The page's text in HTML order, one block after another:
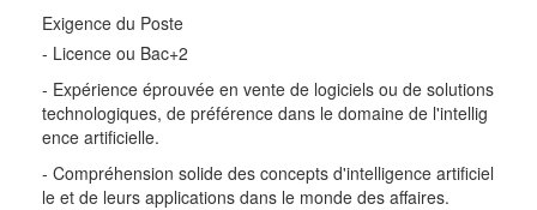
Exigence du Poste
- Licence ou Bac+2
- Expérience éprouvée en vente de logiciels ou de solutions
technologiques, de préférence dans le domaine de l'intellig
ence artificielle.
- Compréhension solide des concepts d'intelligence artificiel
le et de leurs applications dans le monde des affaires.